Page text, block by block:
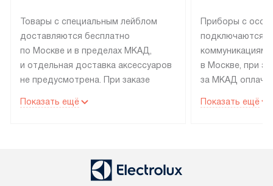
Товары с специальным лейблом
доставляются бесплатно
по Москве и в пределах МКАД,
и отдельная доставка аксессуаров
не предусмотрена. При заказе
рекомендуем обсудить
быть отправлены покупателю
в течение трех дней. Если вам
Показать ещё
Приборы с
подключаются к
коммуникациям
в Москве, при
за МКАД
партнера
Показать ещё